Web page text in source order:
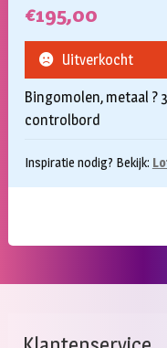
€195,00
Bingomolen, metaal ?
controlbord
Inspiratie nodig? Bekijk:
Uitverkocht